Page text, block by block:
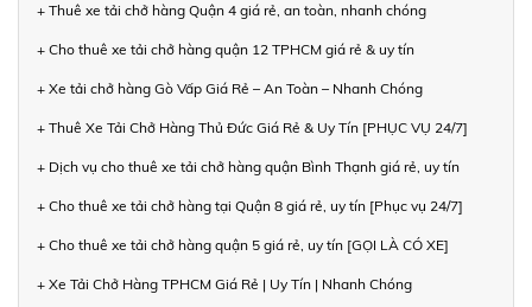
+ Thuê xe tải chở hàng Quận 4 giá rẻ, an toàn, nhanh chóng
+ Cho thuê xe tải chở hàng quận 12 TPHCM giá rẻ & uy tín
+ Xe tải chở hàng Gò Vấp Giá Rẻ – An Toàn – Nhanh Chóng
+ Thuê Xe Tải Chở Hàng Thủ Đức Giá Rẻ & Uy Tín [PHỤC VỤ 24/7]
+ Dịch vụ cho thuê xe tải chở hàng quận Bình Thạnh giá rẻ, uy tín
+ Cho thuê xe tải chở hàng tại Quận 8 giá rẻ, uy tín [Phục vụ 24/7]
+ Cho thuê xe tải chở hàng quận 5 giá rẻ, uy tín [GỌI LÀ CÓ XE]
+ Xe Tải Chở Hàng TPHCM Giá Rẻ | Uy Tín | Nhanh Chóng